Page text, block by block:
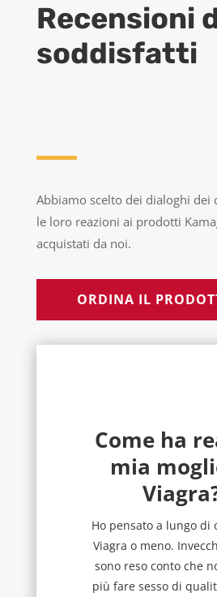
Recensioni
soddisfatti
Abbiamo scelto dei dialoghi dei
le loro reazioni ai prodotti
acquistati da noi.
ORDINA IL
Come ha
mia
Ho pensato a lungo di
Viagra o meno.
sono reso conto che
più fare sesso di